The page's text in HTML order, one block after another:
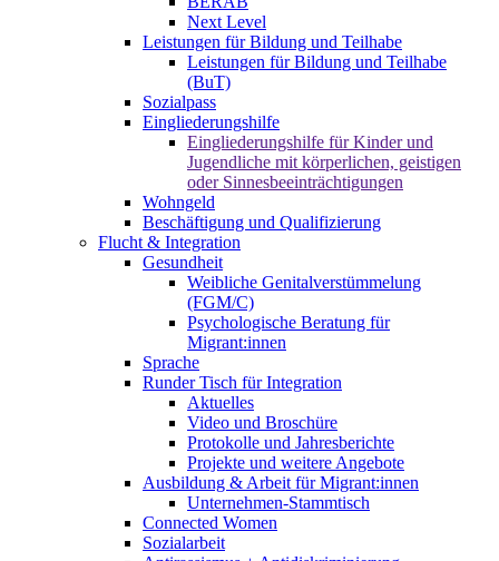
Next Level
Leistungen für Bildung und Teilhabe
Leistungen für Bildung und Teilhabe
(BuT)
Sozialpass
Eingliederungshilfe
Eingliederungshilfe für Kinder und
Jugendliche mit körperlichen, geistigen
oder Sinnesbeeinträchtigungen
Wohngeld
Beschäftigung und Qualifizierung
Flucht & Integration
Gesundheit
Weibliche Genitalverstümmelung
(FGM/C)
Psychologische Beratung für
Migrant:innen
Sprache
Runder Tisch für Integration
Aktuelles
Video und Broschüre
Protokolle und Jahresberichte
Projekte und weitere Angebote
Ausbildung & Arbeit für Migrant:innen
Unternehmen-Stammtisch
Connected Women
Sozialarbeit